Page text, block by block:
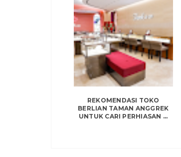
REKOMENDASI TOKO
BERLIAN TAMAN ANGGREK
UNTUK CARI PERHIASAN ...